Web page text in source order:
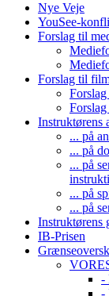
Nye Veje
YouSee-
Forslag til
Forslag til
Instruktørens
... på
... på
... på
... på
... på
Instruktørens
IB-Prisen
-
-